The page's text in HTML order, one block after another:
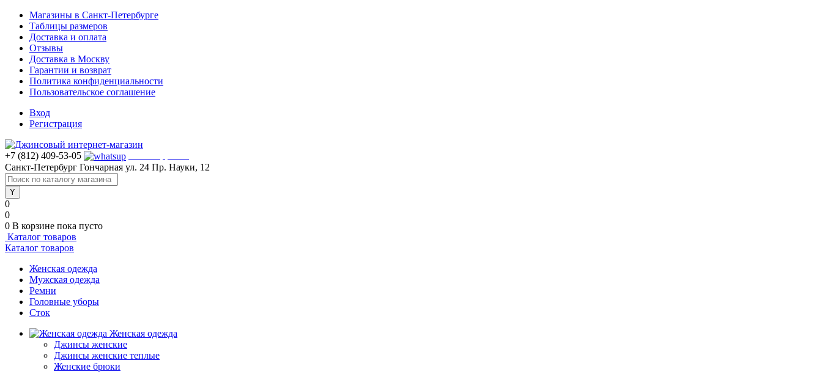
Магазины в Санкт-Петербурге
Таблицы размеров
Доставка и оплата
Отзывы
Доставка в Москву
Гарантии и возврат
Политика конфиденциальности
Пользовательское соглашение
Вход
Регистрация
+7 (812) 409-53-05
Санкт-Петербург Гончарная ул. 24 Пр. Науки, 12
0
0
0 В корзине пока пусто
Каталог товаров
Каталог товаров
Женская одежда
Мужская одежда
Ремни
Головные уборы
Сток
Женская одежда
Джинсы женские
Джинсы женские теплые
Женские брюки